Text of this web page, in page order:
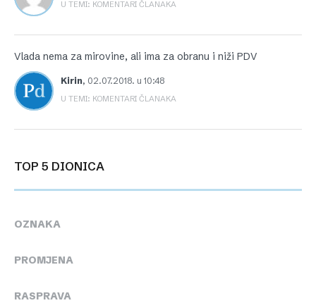
U TEMI: KOMENTARI ČLANAKA
Vlada nema za mirovine, ali ima za obranu i niži PDV
Kirin, 02.07.2018. u 10:48
U TEMI: KOMENTARI ČLANAKA
TOP 5 DIONICA
OZNAKA
PROMJENA
RASPRAVA